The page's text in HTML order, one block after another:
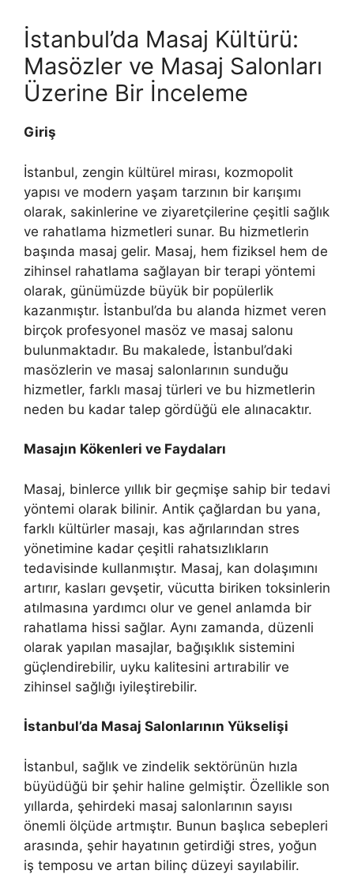
İstanbul’da Masaj Kültürü:
Masözler ve Masaj Salonları
Üzerine Bir İnceleme
Giriş
İstanbul, zengin kültürel mirası, kozmopolit
yapısı ve modern yaşam tarzının bir karışımı
olarak, sakinlerine ve ziyaretçilerine çeşitli sağlık
ve rahatlama hizmetleri sunar. Bu hizmetlerin
başında masaj gelir. Masaj, hem fiziksel hem de
zihinsel rahatlama sağlayan bir terapi yöntemi
olarak, günümüzde büyük bir popülerlik
kazanmıştır. İstanbul’da bu alanda hizmet veren
birçok profesyonel masöz ve masaj salonu
bulunmaktadır. Bu makalede, İstanbul’daki
masözlerin ve masaj salonlarının sunduğu
hizmetler, farklı masaj türleri ve bu hizmetlerin
neden bu kadar talep gördüğü ele alınacaktır.
Masajın Kökenleri ve Faydaları
Masaj, binlerce yıllık bir geçmişe sahip bir tedavi
yöntemi olarak bilinir. Antik çağlardan bu yana,
farklı kültürler masajı, kas ağrılarından stres
yönetimine kadar çeşitli rahatsızlıkların
tedavisinde kullanmıştır. Masaj, kan dolaşımını
artırır, kasları gevşetir, vücutta biriken toksinlerin
atılmasına yardımcı olur ve genel anlamda bir
rahatlama hissi sağlar. Aynı zamanda, düzenli
olarak yapılan masajlar, bağışıklık sistemini
güçlendirebilir, uyku kalitesini artırabilir ve
zihinsel sağlığı iyileştirebilir.
İstanbul’da Masaj Salonlarının Yükselişi
İstanbul, sağlık ve zindelik sektörünün hızla
büyüdüğü bir şehir haline gelmiştir. Özellikle son
yıllarda, şehirdeki masaj salonlarının sayısı
önemli ölçüde artmıştır. Bunun başlıca sebepleri
arasında, şehir hayatının getirdiği stres, yoğun
iş temposu ve artan bilinç düzeyi sayılabilir.